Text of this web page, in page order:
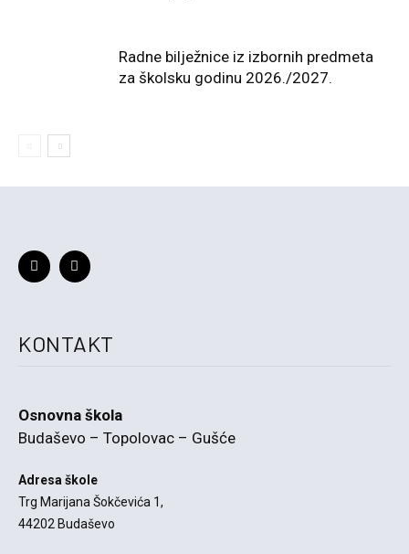
Radne bilježnice iz izbornih predmeta
za školsku godinu 2026./2027.
KONTAKT
Osnovna škola
Budaševo – Topolovac – Gušće
Adresa škole
Trg Marijana Šokčevića 1,
44202 Budaševo